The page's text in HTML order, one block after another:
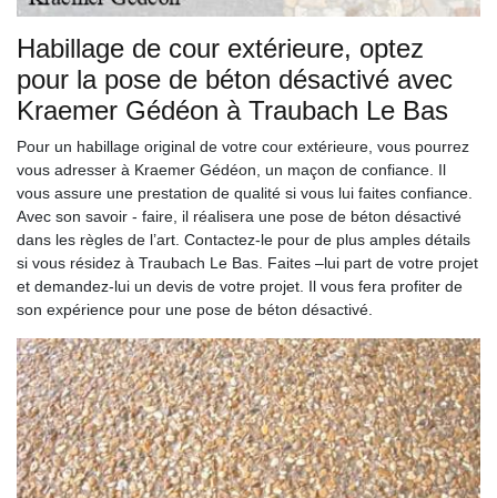
Habillage de cour extérieure, optez
pour la pose de béton désactivé avec
Kraemer Gédéon à Traubach Le Bas
Pour un habillage original de votre cour extérieure, vous pourrez
vous adresser à Kraemer Gédéon, un maçon de confiance. Il
vous assure une prestation de qualité si vous lui faites confiance.
Avec son savoir - faire, il réalisera une pose de béton désactivé
dans les règles de l’art. Contactez-le pour de plus amples détails
si vous résidez à Traubach Le Bas. Faites –lui part de votre projet
et demandez-lui un devis de votre projet. Il vous fera profiter de
son expérience pour une pose de béton désactivé.